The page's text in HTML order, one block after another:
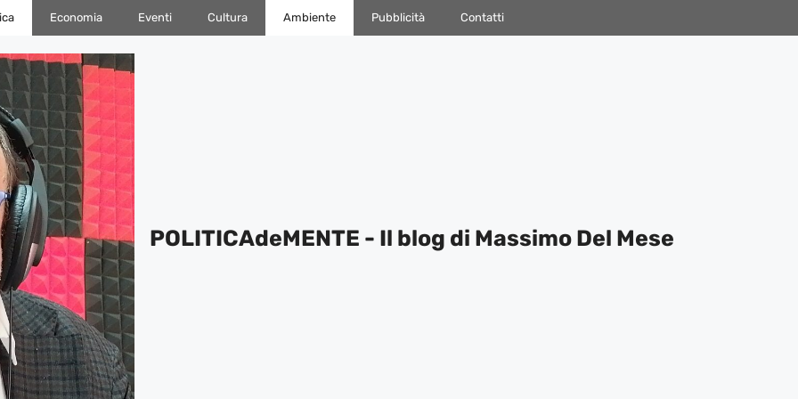
Economia Eventi Cultura Ambiente Pubblicità Contatti
POLITICAdeMENTE - Il blog di Massimo Del Mese